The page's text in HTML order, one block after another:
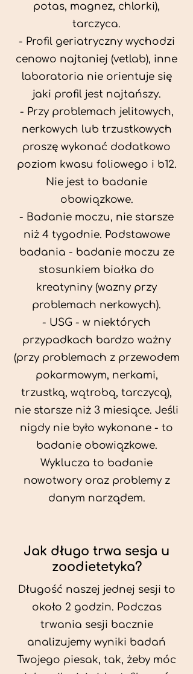
potas, magnez, chlorki),
tarczyca.
- Profil geriatryczny wychodzi
cenowo najtaniej (vetlab), inne
laboratoria nie orientuje się
jaki profil jest najtańszy.
- Przy problemach jelitowych,
nerkowych lub trzustkowych
proszę wykonać dodatkowo
poziom kwasu foliowego i b12.
Nie jest to badanie
obowiązkowe.
- Badanie moczu, nie starsze
niż 4 tygodnie. Podstawowe
badania - badanie moczu ze
stosunkiem białka do
kreatyniny (wazny przy
problemach nerkowych).
- USG - w niektórych
przypadkach bardzo ważny
(przy problemach z przewodem
pokarmowym, nerkami,
trzustką, wątrobą, tarczycą),
nie starsze niż 3 miesiące. Jeśli
nigdy nie było wykonane - to
badanie obowiązkowe.
Wyklucza to badanie
nowotwory oraz problemy z
danym narządem.
Jak długo trwa sesja u
zoodietetyka?
Długość naszej jednej sesji to
około 2 godzin. Podczas
trwania sesji bacznie
analizujemy wyniki badań
Twojego piesak, tak, żeby móc